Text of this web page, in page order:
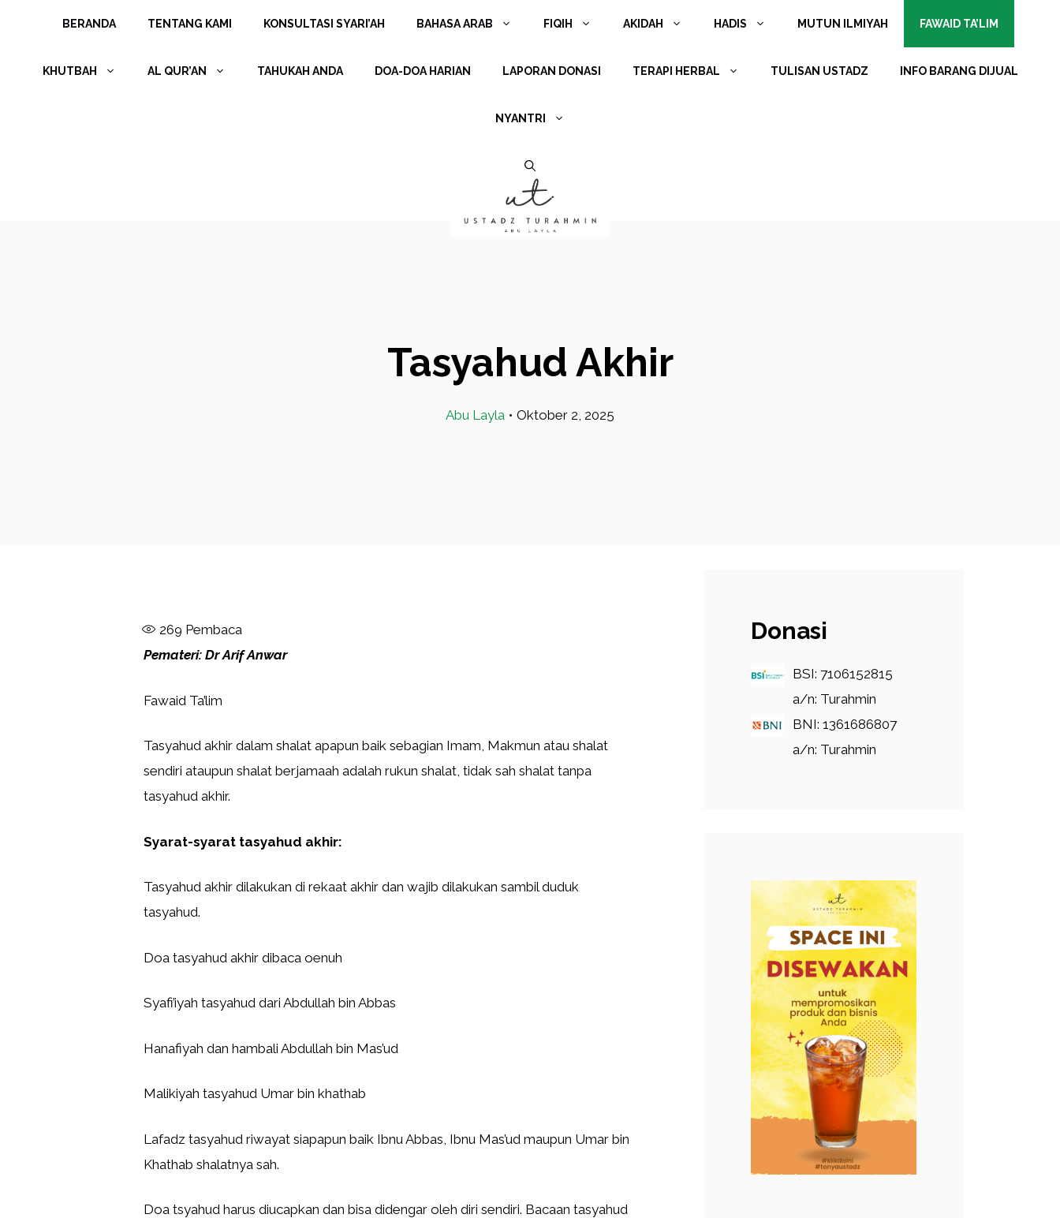
BERANDA TENTANG KAMI KONSULTASI SYARI’AH BAHASA ARAB FIQIH AKIDAH HADIS MUTUN ILMIYAH FAWAID TA’LIM
KHUTBAH AL QUR’AN TAHUKAH ANDA DOA-DOA HARIAN LAPORAN DONASI TERAPI HERBAL TULISAN USTADZ INFO BARANG DIJUAL
NYANTRI
Tasyahud Akhir
Abu Layla • Oktober 2, 2025
269 Pembaca
Pemateri: Dr Arif Anwar
Fawaid Ta’lim
Tasyahud akhir dalam shalat apapun baik sebagian Imam, Makmun atau shalat
sendiri ataupun shalat berjamaah adalah rukun shalat, tidak sah shalat tanpa
tasyahud akhir.
Syarat-syarat tasyahud akhir:
Tasyahud akhir dilakukan di rekaat akhir dan wajib dilakukan sambil duduk
tasyahud.
Doa tasyahud akhir dibaca oenuh
Syafi’iyah tasyahud dari Abdullah bin Abbas
Hanafiyah dan hambali Abdullah bin Mas’ud
Malikiyah tasyahud Umar bin khathab
Lafadz tasyahud riwayat siapapun baik Ibnu Abbas, Ibnu Mas’ud maupun Umar bin
Khathab shalatnya sah.
Doa tsyahud harus diucapkan dan bisa didengar oleh diri sendiri. Bacaan tasyahud
Donasi
BSI: 7106152815
a/n: Turahmin
BNI: 1361686807
a/n: Turahmin